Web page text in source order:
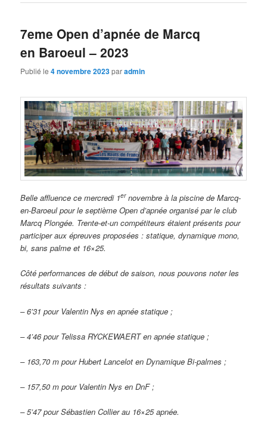
7eme Open d’apnée de Marcq
en Baroeul – 2023
Publié le4 novembre 2023paradmin
Belle affluence ce mercredi 1ernovembre à la piscine de Marcq-
en-Baroeul pour le septième Open d’apnée organisé par le club
Marcq Plongée. Trente-et-un compétiteurs étaient présents pour
participer aux épreuves proposées : statique, dynamique mono,
bi, sans palme et 16×25.
Côté performances de début de saison, nous pouvons noter les
résultats suivants :
– 6’31 pour Valentin Nys en apnée statique ;
– 4’46 pour Telissa RYCKEWAERT en apnée statique ;
– 163,70 m pour Hubert Lancelot en Dynamique Bi-palmes ;
– 157,50 m pour Valentin Nys en DnF ;
– 5’47 pour Sébastien Collier au 16×25 apnée.